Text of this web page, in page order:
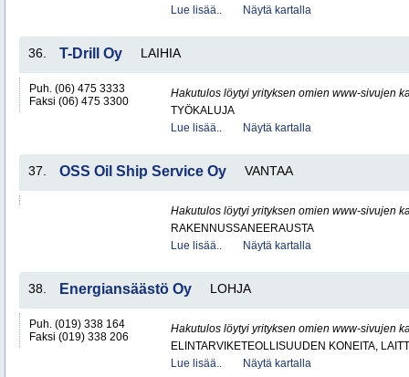
Lue lisää..
Näytä kartalla
36. T-Drill Oy LAIHIA
Puh. (06) 475 3333
Faksi (06) 475 3300
Hakutulos löytyi yrityksen omien www-sivujen
TYÖKALUJA
Lue lisää..
Näytä kartalla
37. OSS Oil Ship Service Oy VANTAA
Hakutulos löytyi yrityksen omien www-sivujen
RAKENNUSSANEERAUSTA
Lue lisää..
Näytä kartalla
38. Energiansäästö Oy LOHJA
Puh. (019) 338 164
Faksi (019) 338 206
Hakutulos löytyi yrityksen omien www-sivujen
ELINTARVIKETEOLLISUUDEN KONEITA,
Lue lisää..
Näytä kartalla